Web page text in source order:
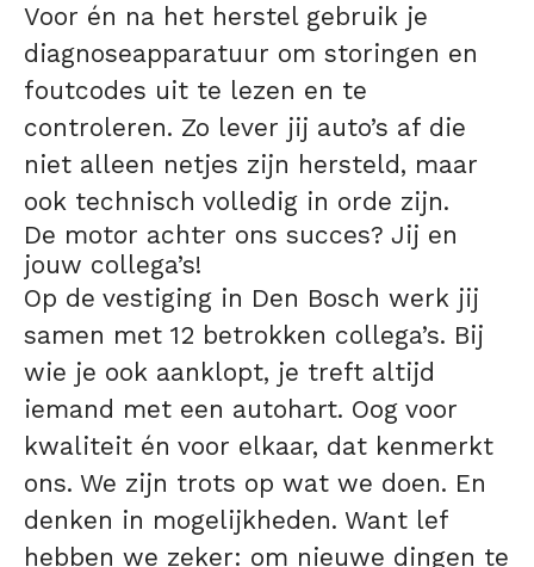
Voor én na het herstel gebruik je
diagnoseapparatuur om storingen en
foutcodes uit te lezen en te
controleren. Zo lever jij auto’s af die
niet alleen netjes zijn hersteld, maar
ook technisch volledig in orde zijn.
De motor achter ons succes? Jij en
jouw collega’s!
Op de vestiging in Den Bosch werk jij
samen met 12 betrokken collega’s. Bij
wie je ook aanklopt, je treft altijd
iemand met een autohart. Oog voor
kwaliteit én voor elkaar, dat kenmerkt
ons. We zijn trots op wat we doen. En
denken in mogelijkheden. Want lef
hebben we zeker: om nieuwe dingen te